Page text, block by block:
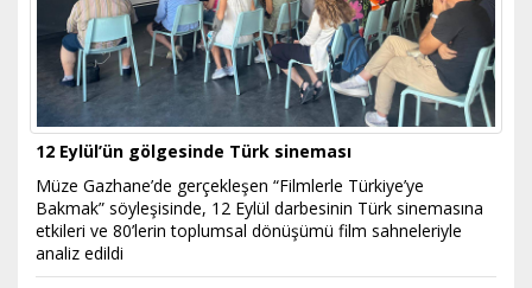
12 Eylül’ün gölgesinde Türk sineması
Müze Gazhane’de gerçekleşen “Filmlerle Türkiye’ye
Bakmak” söyleşisinde, 12 Eylül darbesinin Türk sinemasına
etkileri ve 80’lerin toplumsal dönüşümü film sahneleriyle
analiz edildi